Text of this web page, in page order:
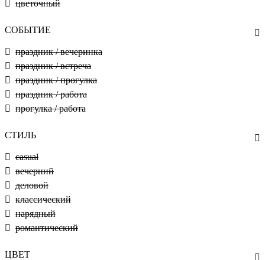
цветочный
СОБЫТИЕ
праздник / вечеринка
праздник / встреча
праздник / прогулка
праздник / работа
прогулка / работа
СТИЛЬ
casual
вечерний
деловой
классический
нарядный
романтический
ЦВЕТ